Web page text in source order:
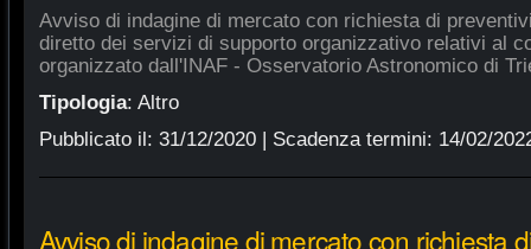
Avviso di indagine di mercato con richiesta di
diretto dei servizi di supporto organizzativo relativi al
organizzato dall'INAF - Osservatorio Astronomico di
Tipologia: Altro
Pubblicato il: 31/12/2020| Scadenza termini: 14/02/
Avviso di indagine di mercato con richiesta